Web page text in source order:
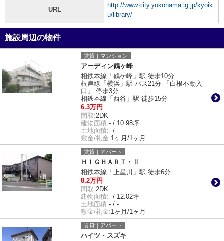
URL
http://www.city.yokohama.lg.jp/kyoik
u/library/
施設周辺の物件
賃貸｜マンション
アーディン鶴ヶ峰
相鉄本線「鶴ケ峰」駅 徒歩10分
根岸線「横浜」駅 バス21分 「白根不動入
口」 停歩3分
相鉄本線「西谷」駅 徒歩15分
6.3万円
間取:2DK
建物面積:- / 10.98坪
土地面積:- / -
敷金/礼金:1ヶ月/1ヶ月
賃貸｜アパート
ＨＩＧＨＡＲＴ・Ⅱ
相鉄本線「上星川」駅 徒歩6分
8.2万円
間取:2DK
建物面積:- / 12.02坪
土地面積:- / -
敷金/礼金:1ヶ月/1ヶ月
賃貸｜アパート
ハイツ・スズキ